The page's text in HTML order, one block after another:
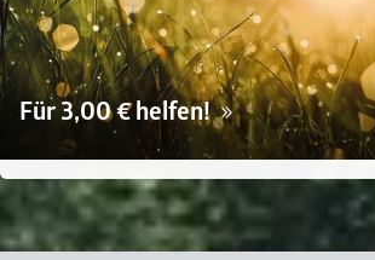
Für 3,00 € helfen!